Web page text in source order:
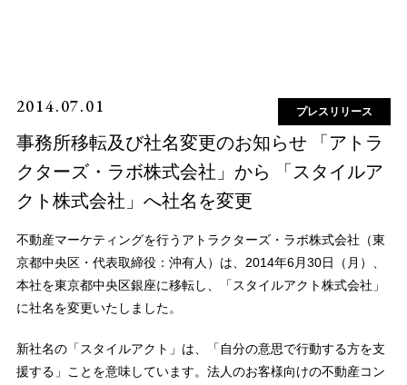
2014.07.01 プレスリリース
事務所移転及び社名変更のお知らせ 「アトラ
クターズ・ラボ株式会社」から 「スタイルア
クト株式会社」へ社名を変更
不動産マーケティングを行うアトラクターズ・ラボ株式会社（東
京都中央区・代表取締役：沖有人）は、2014年6月30日（月）、
本社を東京都中央区銀座に移転し、「スタイルアクト株式会社」
に社名を変更いたしました。
新社名の「スタイルアクト」は、「自分の意思で行動する方を支
援する」ことを意味しています。法人のお客様向けの不動産コン